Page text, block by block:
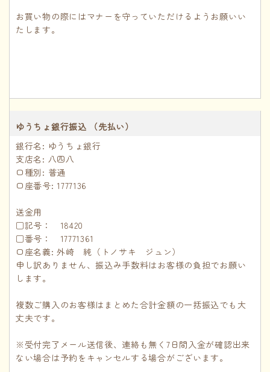
お買い物の際にはマナーを守っていただけるようお願いい
たします。
ゆうちょ銀行振込 （先払い）
銀行名: ゆうちょ銀行
支店名: 八四八
口種別: 普通
口座番号: 1777136
送金用
□記号： 18420
□番号： 17771361
口座名義: 外崎 純（トノサキ ジュン）
申し訳ありません、振込み手数料はお客様の負担でお願い
します。
複数ご購入のお客様はまとめた合計金額の一括振込でも大
丈夫です。
※受付完了メール送信後、連絡も無く7日間入金が確認出来
ない場合は予約をキャンセルする場合がございます。